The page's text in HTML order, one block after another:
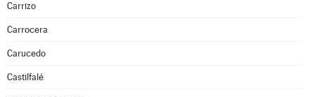
Carrizo
Carrocera
Carucedo
Castilfalé